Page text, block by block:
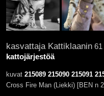
kasvattaja Kattiklaanin61
kattojärjestöä
kuvat 215089 215090 215091
Cross Fire Man (Liekki) [BEN n